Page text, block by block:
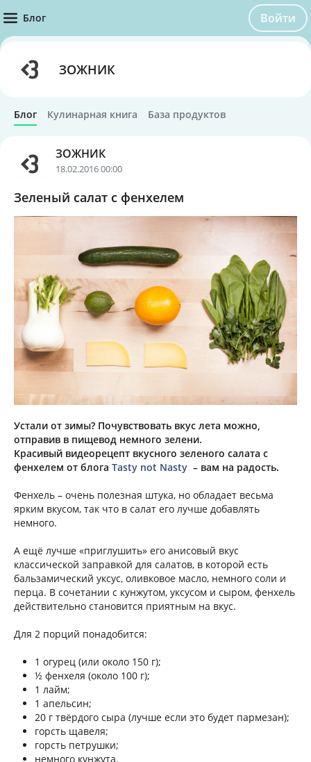
Блог Войти
ЗОЖНИК
Блог Кулинарная книга База продуктов
ЗОЖНИК
18.02.2016 00:00
Зеленый салат с фенхелем
Устали от зимы? Почувствовать вкус лета можно,
отправив в пищевод немного зелени.
Красивый видеорецепт вкусного зеленого салата с
фенхелем от блога Tasty not Nasty – вам на радость.
Фенхель – очень полезная штука, но обладает весьма
ярким вкусом, так что в салат его лучше добавлять
немного.
А ещё лучше «приглушить» его анисовый вкус
классической заправкой для салатов, в которой есть
бальзамический уксус, оливковое масло, немного соли и
перца. В сочетании с кунжутом, уксусом и сыром, фенхель
действительно становится приятным на вкус.
Для 2 порций понадобится:
1 огурец (или около 150 г);
½ фенхеля (около 100 г);
1 лайм;
1 апельсин;
20 г твёрдого сыра (лучше если это будет пармезан);
горсть щавеля;
горсть петрушки;
немного кунжута.